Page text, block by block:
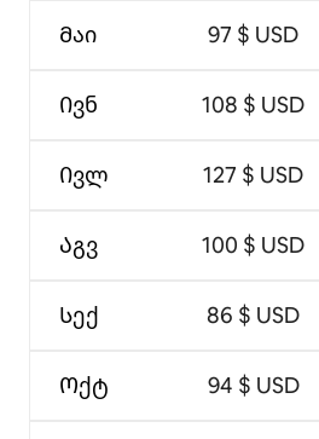
Მაი
Ივნ
Ივლ
Აგვ
Სექ
Ოქტ
97 $ USD
108 $ USD
127 $ USD
100 $ USD
86 $ USD
94 $ USD